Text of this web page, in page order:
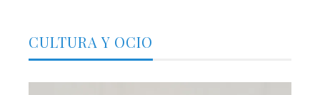
CULTURA Y OCIO